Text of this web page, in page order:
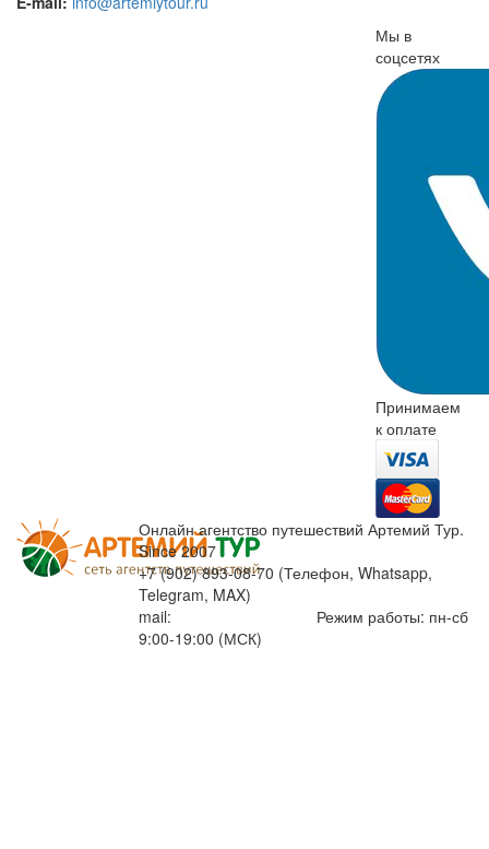
Мы в
соцсетях
Принимаем
к оплате
Онлайн агентство путешествий Артемий Тур.
Since 2007
+7 (902) 893-08-70 (Телефон, Whatsapp,
Telegram, MAX)
mail:
Режим работы: пн-сб
9:00-19:00 (МСК)